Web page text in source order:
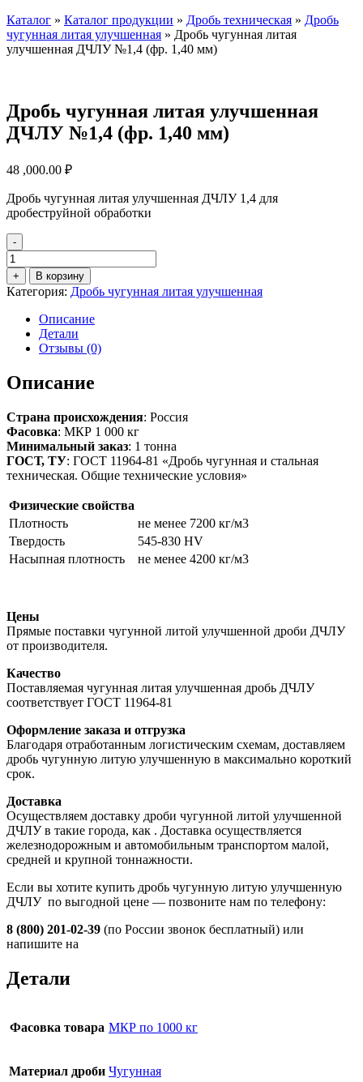
Каталог » Каталог продукции » Дробь техническая » Дробь
чугунная литая улучшенная » Дробь чугунная литая
улучшенная ДЧЛУ №1,4 (фр. 1,40 мм)
Дробь чугунная литая улучшенная
ДЧЛУ №1,4 (фр. 1,40 мм)
48 ,000.00 ₽
Дробь чугунная литая улучшенная ДЧЛУ 1,4 для
дробеструйной обработки
-
Количество
товара
Дробь
чугунная
литая
улучшенная
ДЧЛУ
(фр.
1,40
+ В корзину
Категория: Дробь чугунная литая улучшенная
Описание
Детали
Отзывы (0)
Описание
Страна происхождения: Россия
Фасовка: МКР 1 000 кг
Минимальный заказ: 1 тонна
ГОСТ, ТУ: ГОСТ 11964-81 «Дробь чугунная и стальная
техническая. Общие технические условия»
Физические свойства
Плотность
не менее 7200 кг/м3
Твердость
545-830 HV
Насыпная плотность
не менее 4200 кг/м3
Цены
Прямые поставки чугунной литой улучшенной дроби ДЧЛУ
от производителя.
Качество
Поставляемая чугунная литая улучшенная дробь ДЧЛУ
соответствует ГОСТ 11964-81
Оформление заказа и отгрузка
Благодаря отработанным логистическим схемам, доставляем
дробь чугунную литую улучшенную в максимально короткий
срок.
Доставка
Осуществляем доставку дроби чугунной литой улучшенной
ДЧЛУ в такие города, как . Доставка осуществляется
железнодорожным и автомобильным транспортом малой,
средней и крупной тоннажности.
Если вы хотите купить дробь чугунную литую улучшенную
ДЧЛУ по выгодной цене — позвоните нам по телефону:
8 (800) 201-02-39 (по России звонок бесплатный) или
напишите на
Детали
Фасовка товара МКР по 1000 кг
Материал дроби Чугунная